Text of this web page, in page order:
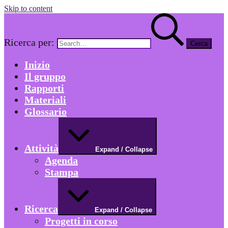
Skip to content
Ricerca per:
Inizio
Il gruppo
Rapporti
Materiali
Glossario
Attività Expand / Collapse
Agenda
Stampa
Ricerca Expand / Collapse
Progetti in corso